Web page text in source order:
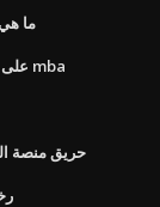
ما
كينان flagler على الانترنت تكلفة mba
حريق منصة